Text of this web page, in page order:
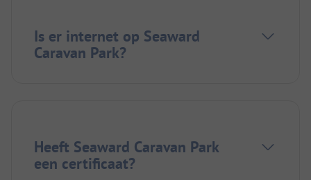
Is er internet op Seaward
Caravan Park?
Heeft Seaward Caravan Park
een certificaat?